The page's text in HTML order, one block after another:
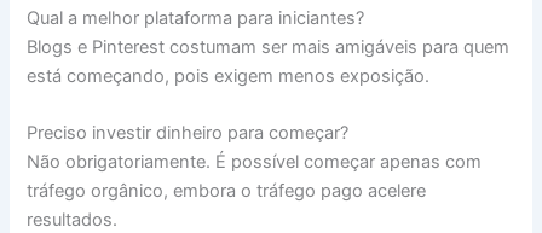
Qual a melhor plataforma para iniciantes?
Blogs e Pinterest costumam ser mais amigáveis para quem
está começando, pois exigem menos exposição.
Preciso investir dinheiro para começar?
Não obrigatoriamente. É possível começar apenas com
tráfego orgânico, embora o tráfego pago acelere
resultados.